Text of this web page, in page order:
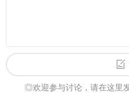
◎欢迎参与讨论，请在这里